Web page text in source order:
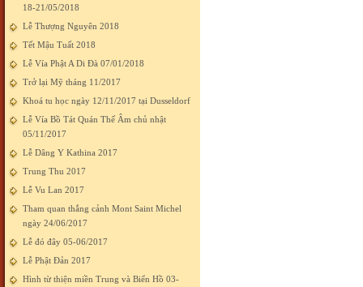
18-21/05/2018
Lễ Thượng Nguyên 2018
Tết Mậu Tuất 2018
Lễ Vía Phật A Di Đà 07/01/2018
Trở lại Mỹ tháng 11/2017
Khoá tu học ngày 12/11/2017 tại Dusseldorf
Lễ Vía Bồ Tát Quán Thế Âm chủ nhật
05/11/2017
Lễ Dâng Y Kathina 2017
Trung Thu 2017
Lễ Vu Lan 2017
Tham quan thắng cảnh Mont Saint Michel
ngày 24/06/2017
Lễ đó đây 05-06/2017
Lễ Phật Đản 2017
Hình từ thiện miền Trung và Biển Hồ 03-